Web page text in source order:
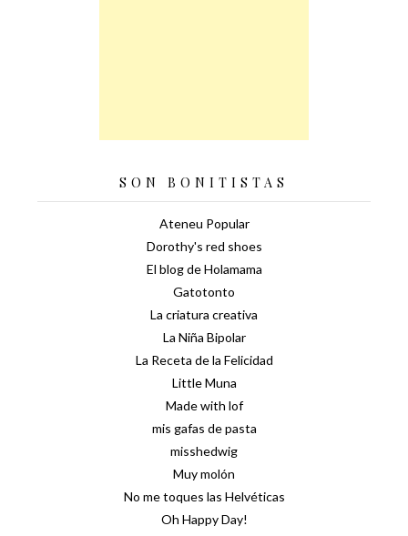
SON BONITISTAS
Ateneu Popular
Dorothy's red shoes
El blog de Holamama
Gatotonto
La criatura creativa
La Niña Bipolar
La Receta de la Felicidad
Little Muna
Made with lof
mis gafas de pasta
misshedwig
Muy molón
No me toques las Helvéticas
Oh Happy Day!